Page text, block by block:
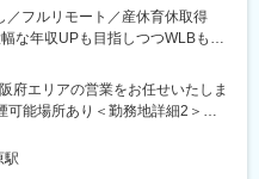
の異動を行える制度
チャーアンカーを世界て初めて
内吸収性の製品を導入し、金属
そろえています。
京本社で1～2か月の初期研修を
配属。配属後もOJTやeラーニン
す。基礎重視で安心して学べる
／フルリモート／産休育休取得
な年収UPも目指しつつWLBも担
へ直行直帰の営業スタイル、全
出しはなし！
る社員多数！
府エリアの営業をお任せいたしま
可能場所あり＜勤務地詳細2＞本
1 Daiwa笹塚タワー受動喫煙対
の範囲：会社の定める事業所
駅